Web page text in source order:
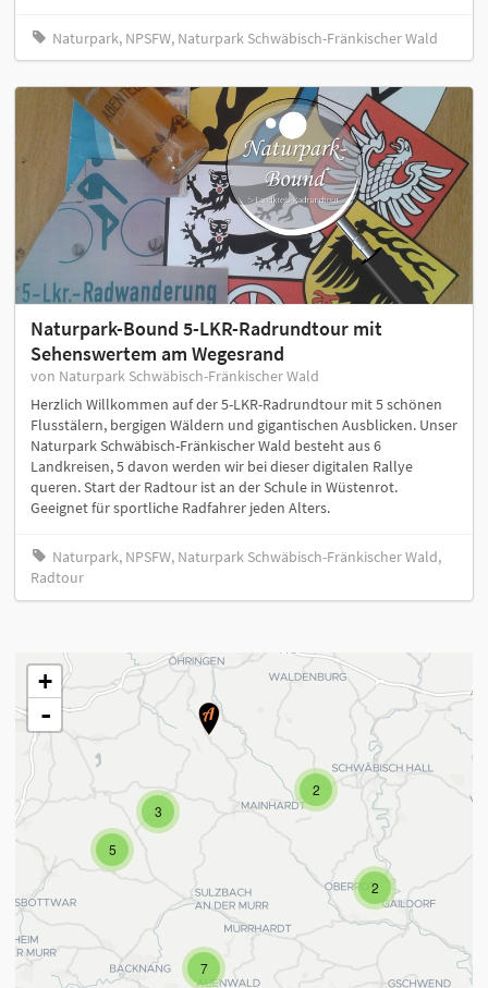
Naturpark, NPSFW, Naturpark Schwäbisch-Fränkischer Wald
Naturpark-Bound 5-LKR-Radrundtour mit
Sehenswertem am Wegesrand
von Naturpark Schwäbisch-Fränkischer Wald
Herzlich Willkommen auf der 5-LKR-Radrundtour mit 5 schönen
Flusstälern, bergigen Wäldern und gigantischen Ausblicken. Unser
Naturpark Schwäbisch-Fränkischer Wald besteht aus 6
Landkreisen, 5 davon werden wir bei dieser digitalen Rallye
queren. Start der Radtour ist an der Schule in Wüstenrot.
Geeignet für sportliche Radfahrer jeden Alters.
Naturpark, NPSFW, Naturpark Schwäbisch-Fränkischer Wald,
Radtour
2
3
5
2
7
+
-